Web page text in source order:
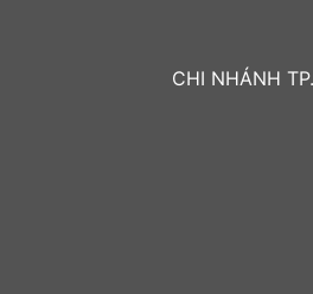
CHI NHÁNH